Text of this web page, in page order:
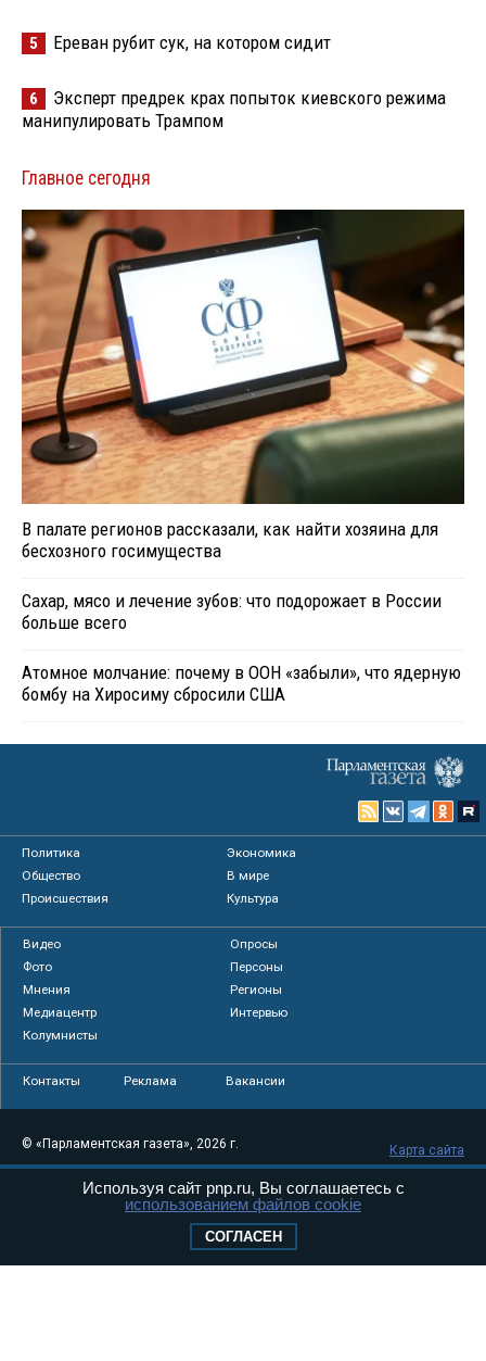
5 Ереван рубит сук, на котором сидит
6
Эксперт предрек крах попыток киевского режима
манипулировать Трампом
Главное сегодня
В палате регионов рассказали, как найти хозяина для
бесхозного госимущества
Сахар, мясо и лечение зубов: что подорожает в России
больше всего
Атомное молчание: почему в ООН «забыли», что ядерную
бомбу на Хиросиму сбросили США
Политика
Экономика
Общество
В мире
Происшествия
Культура
Видео
Опросы
Фото
Персоны
Мнения
Регионы
Медиацентр
Интервью
Колумнисты
Контакты Реклама Вакансии
© «Парламентская газета», 2026 г.
Электронное периодическое издание
«Парламентская газета» зарегистрировано в
Федеральной службе по надзору в сфере
связи, информационных технологий и
Карта сайта
Используя сайт pnp.ru, Вы соглашаетесь с
использованием файлов cookie
СОГЛАСЕН